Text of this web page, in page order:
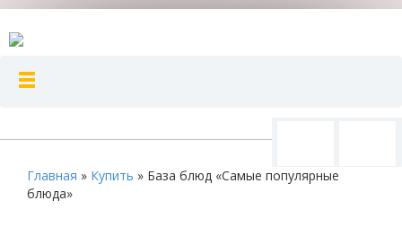
Главная » Купить » База блюд «Самые популярные
блюда»